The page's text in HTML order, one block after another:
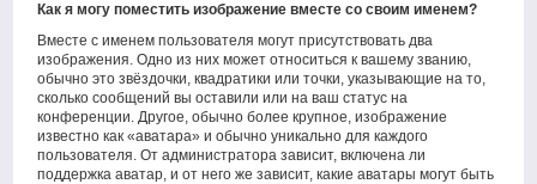
Как я могу поместить изображение вместе со своим именем?
Вместе с именем пользователя могут присутствовать два
изображения. Одно из них может относиться к вашему званию,
обычно это звёздочки, квадратики или точки, указывающие на то,
сколько сообщений вы оставили или на ваш статус на
конференции. Другое, обычно более крупное, изображение
известно как «аватара» и обычно уникально для каждого
пользователя. От администратора зависит, включена ли
поддержка аватар, и от него же зависит, какие аватары могут быть